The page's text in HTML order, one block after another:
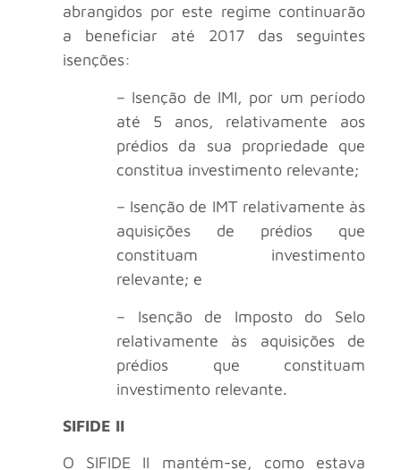
abrangidos por este regime continuarão
a beneficiar até 2017 das seguintes
isenções:
– Isenção de IMI, por um período
até 5 anos, relativamente aos
prédios da sua propriedade que
constitua investimento relevante;
– Isenção de IMT relativamente às
aquisições de prédios que
constituam investimento
relevante; e
– Isenção de Imposto do Selo
relativamente às aquisições de
prédios que constituam
investimento relevante.
SIFIDE II
O SIFIDE II mantém-se, como estava